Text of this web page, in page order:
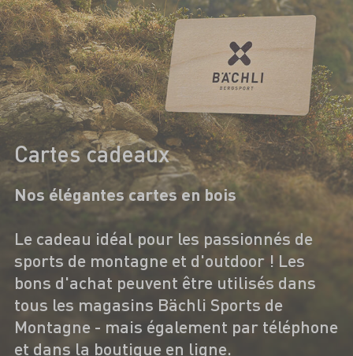
Cartes cadeaux
Nos élégantes cartes en bois
Le cadeau idéal pour les passionnés de
sports de montagne et d'outdoor ! Les
bons d'achat peuvent être utilisés dans
tous les magasins Bächli Sports de
Montagne - mais également par téléphone
et dans la boutique en ligne.